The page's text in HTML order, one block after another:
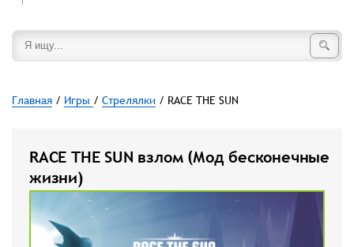
Главная / Игры / Стрелялки / RACE THE SUN
RACE THE SUN взлом (Мод бесконечные
жизни)